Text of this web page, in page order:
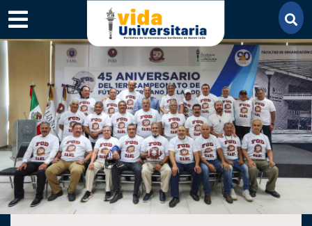
×
SECCIONES
ACADEMIA